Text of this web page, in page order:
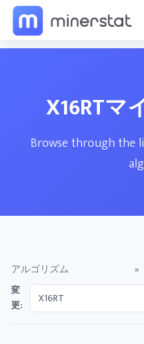
X16RTマ
Browse through the
アルゴリズム »
変
更: